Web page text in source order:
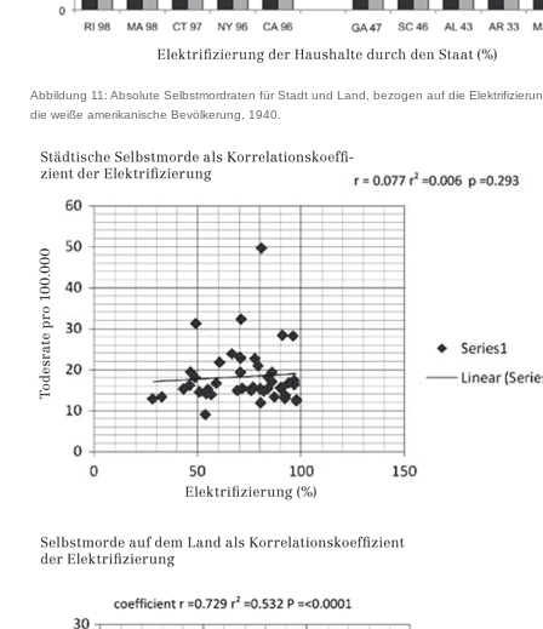
Abbildung 11: Absolute Selbstmordraten für Stadt und Land, bezogen auf die
die weiße amerikanische Bevölkerung, 1940.